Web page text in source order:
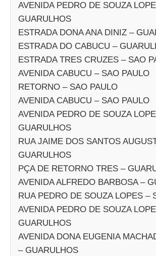
AVENIDA PEDRO DE SOUZA
GUARULHOS
ESTRADA DONA ANA DINIZ –
ESTRADA DO CABUCU –
ESTRADA TRES CRUZES – SAO
AVENIDA CABUCU – SAO PAULO
RETORNO – SAO PAULO
AVENIDA CABUCU – SAO PAULO
AVENIDA PEDRO DE SOUZA
GUARULHOS
RUA JAIME DOS SANTOS
GUARULHOS
PÇA DE RETORNO TRES –
AVENIDA ALFREDO BARBOSA –
RUA PEDRO DE SOUZA LOPES –
AVENIDA PEDRO DE SOUZA
GUARULHOS
AVENIDA DONA EUGENIA
– GUARULHOS